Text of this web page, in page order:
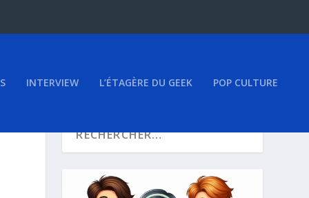
INTERVIEW L’ÉTAGÈRE DU GEEK POP CULTURE